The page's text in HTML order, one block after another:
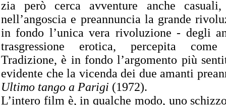
zia però cerca avventure anche
nell’angoscia e preannuncia la grande
in fondo l’unica vera rivoluzione - degli
trasgressione erotica, percepita
Tradizione, è in fondo l’argomento più
evidente che la vicenda dei due amanti
Ultimo tango a Parigi (1972).
L’intero film è, in qualche modo, uno